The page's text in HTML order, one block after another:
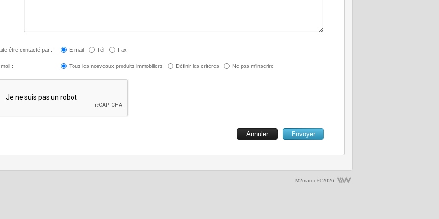
être contacté par : E-mail Tél Fax
: Tous les nouveaux produits immobiliers Définir les critères Ne pas m'inscrire
M2maroc © 2026